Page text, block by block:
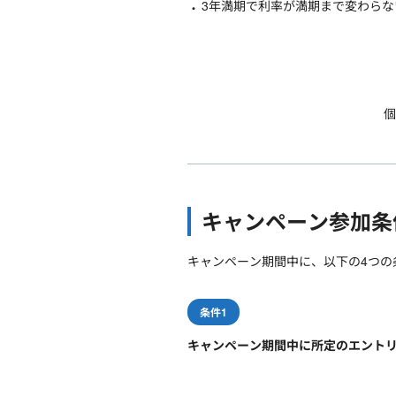
3年満期で利率が満期まで変わら
キャンペーン参加
キャンペーン期間中に、以下の4つ
条件1
キャンペーン期間中に所定のエント